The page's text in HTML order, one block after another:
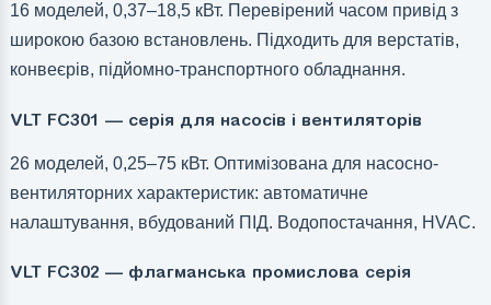
16 моделей, 0,37–18,5 кВт. Перевірений часом привід з
широкою базою встановлень. Підходить для верстатів,
конвеєрів, підйомно-транспортного обладнання.
VLT FC301 — серія для насосів і вентиляторів
26 моделей, 0,25–75 кВт. Оптимізована для насосно-
вентиляторних характеристик: автоматичне
налаштування, вбудований ПІД. Водопостачання, HVAC.
VLT FC302 — флагманська промислова серія